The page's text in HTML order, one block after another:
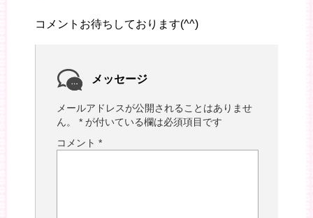
コメントお待ちしております(^^)
メッセージ
メールアドレスが公開されることはありませ
ん。
* が付いている欄は必須項目です
コメント *